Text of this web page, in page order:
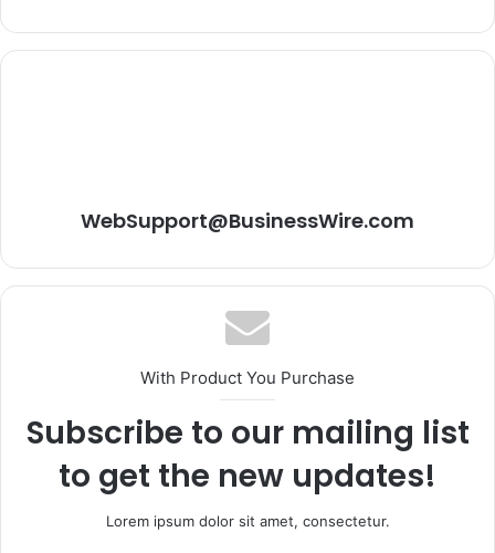
WebSupport@BusinessWire.com
With Product You Purchase
Subscribe to our mailing list
to get the new updates!
Lorem ipsum dolor sit amet, consectetur.